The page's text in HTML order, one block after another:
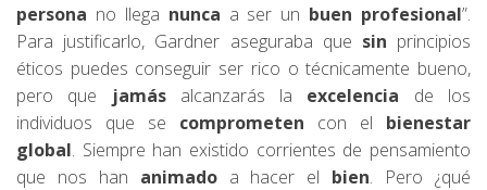
persona no llega nunca a ser un buen profesional”.
Para justificarlo, Gardner aseguraba que sin principios
éticos puedes conseguir ser rico o técnicamente bueno,
pero que
jamásalcanzarás la excelencia de los
individuos que se comprometen con el bienestar
global. Siempre han existido corrientes de pensamiento
que nos han animadoa hacer el bien. Pero ¿qué